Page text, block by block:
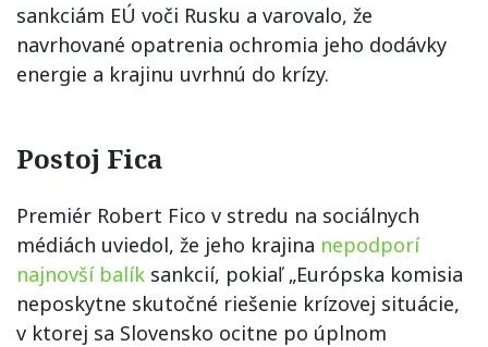
sankciám EÚ voči Rusku a varovalo, že
navrhované opatrenia ochromia jeho dodávky
energie a krajinu uvrhnú do krízy.
Postoj Fica
Premiér Robert Fico v stredu na sociálnych
médiách uviedol, že jeho krajina nepodporí
najnovší balík sankcií, pokiaľ „Európska komisia
neposkytne skutočné riešenie krízovej situácie,
v ktorej sa Slovensko ocitne po úplnom